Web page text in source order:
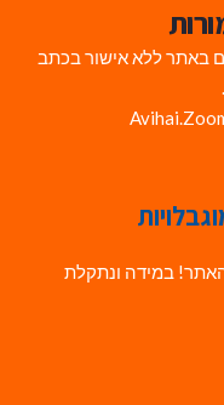
באתר ללא אישור בכתב
במידה ונתקלת